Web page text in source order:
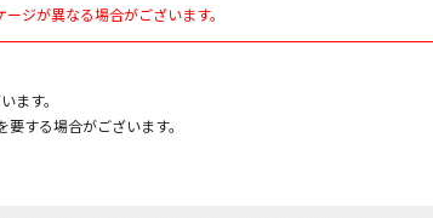
ジが異なる場合がございます。
ます。
する場合がございます。